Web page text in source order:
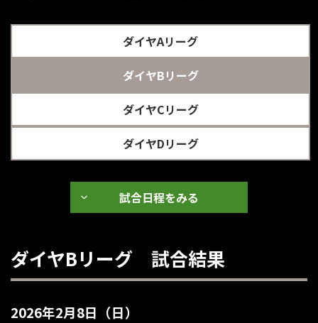
ダイヤAリーグ
ダイヤBリーグ
ダイヤCリーグ
ダイヤDリーグ
試合日程をみる
ダイヤBリーグ 試合結果
2026年2月8日（日）